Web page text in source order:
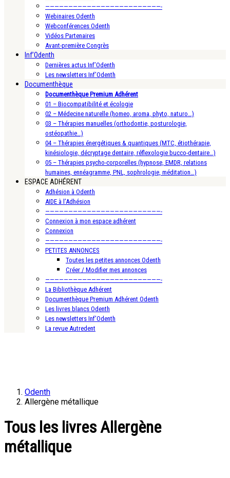
—————————————————————————-
Webinaires Odenth
Webconférences Odenth
Vidéos Partenaires
Avant-première Congrès
Inf’Odenth
Dernières actus Inf’Odenth
Les newsletters Inf’Odenth
Documenthèque
Documenthèque Premium Adhérent
01 – Biocompatibilité et écologie
02 – Médecine naturelle (homeo, aroma, phyto, naturo…)
03 – Thérapies manuelles (orthodontie, posturologie,
ostéopathie…)
04 – Thérapies énergétiques & quantiques (MTC, étiothérapie,
kinésiologie, décryptage dentaire, réflexologie bucco-dentaire…)
05 – Thérapies psycho-corporelles (hypnose, EMDR, relations
humaines, ennéagramme, PNL, sophrologie, méditation…)
ESPACE ADHÉRENT
Adhésion à Odenth
AIDE à l’Adhésion
—————————————————————————-
Connexion à mon espace adhérent
Connexion
—————————————————————————-
PETITES ANNONCES
Toutes les petites annonces Odenth
Créer / Modifier mes annonces
—————————————————————————-
La Bibliothèque Adhérent
Documenthèque Premium Adhérent Odenth
Les livres blancs Odenth
Les newsletters Inf’Odenth
La revue Autredent
Odenth
Allergène métallique
Tous les livres Allergène
métallique